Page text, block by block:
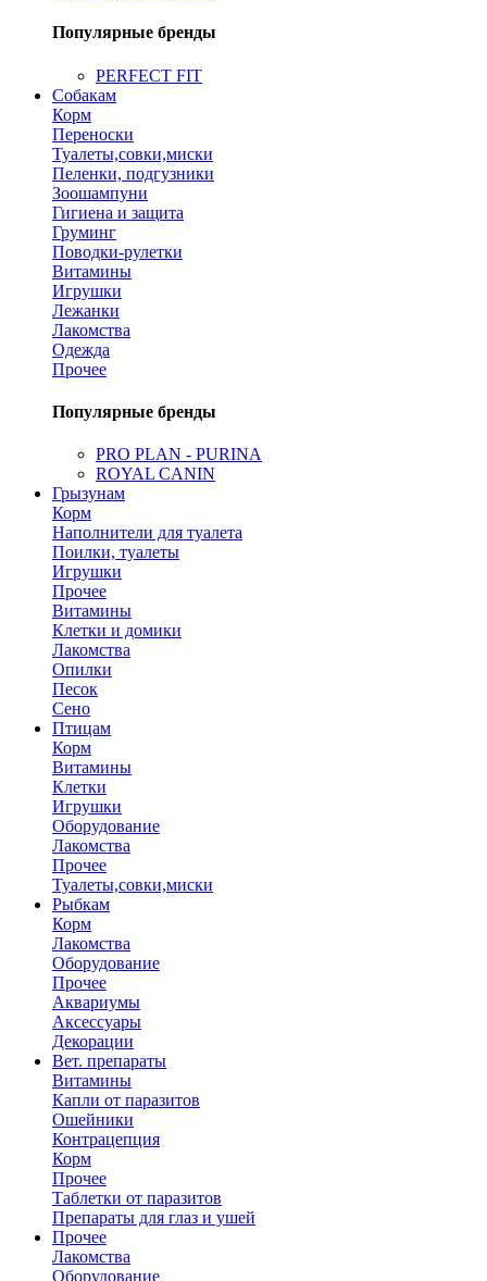
Популярные бренды
PERFECT FIT
Собакам
Корм
Переноски
Туалеты,совки,миски
Пеленки, подгузники
Зоошампуни
Гигиена и защита
Груминг
Поводки-рулетки
Витамины
Игрушки
Лежанки
Лакомства
Одежда
Прочее
Популярные бренды
PRO PLAN - PURINA
ROYAL CANIN
Грызунам
Корм
Наполнители для туалета
Поилки, туалеты
Игрушки
Прочее
Витамины
Клетки и домики
Лакомства
Опилки
Песок
Сено
Птицам
Корм
Витамины
Клетки
Игрушки
Оборудование
Лакомства
Прочее
Туалеты,совки,миски
Рыбкам
Корм
Лакомства
Оборудование
Прочее
Аквариумы
Аксессуары
Декорации
Вет. препараты
Витамины
Капли от паразитов
Ошейники
Контрацепция
Корм
Прочее
Таблетки от паразитов
Препараты для глаз и ушей
Прочее
Лакомства
Оборудование